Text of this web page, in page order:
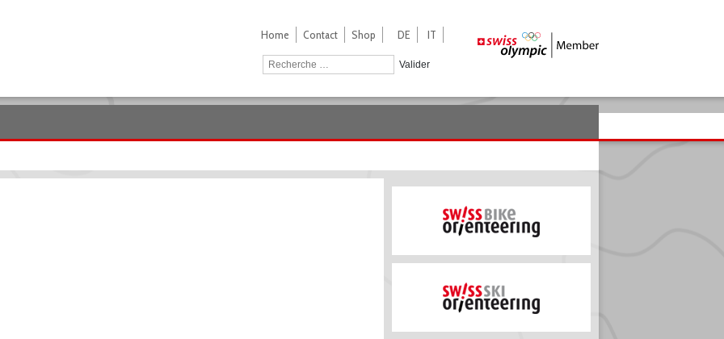
Home Contact Shop DE IT
Valider